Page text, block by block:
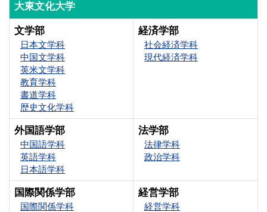
大東文化大学
文学部
日本文学科
中国文学科
英米文学科
教育学科
書道学科
歴史文化学科
経済学部
社会経済学科
現代経済学科
外国語学部
中国語学科
英語学科
日本語学科
法学部
法律学科
政治学科
国際関係学部
国際関係学科
経営学部
経営学科